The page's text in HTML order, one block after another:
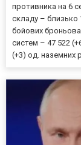
противника на 6
складу – близько
бойових
систем – 47 522
(+3) од. наземних